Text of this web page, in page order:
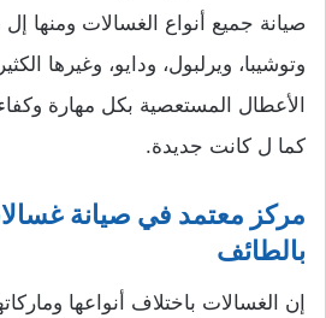
صيانة جميع أنواع الغسالات ومنها
وتوشيبا، ويرلبول، ودايو، وغيرها
الأعطال المستعصية بكل مهارة
كما ل كانت جديدة.
مركز معتمد في صيانة
بالطائف
إن الغسالات باختلاف أنواعها